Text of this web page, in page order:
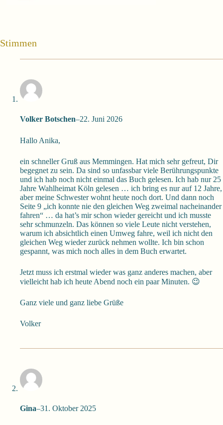
Stimmen
Volker Botschen–22. Juni 2026
Hallo Anika,
ein schneller Gruß aus Memmingen. Hat mich sehr gefreut, Dir
begegnet zu sein. Da sind so unfassbar viele Berührungspunkte
und ich hab noch nicht einmal das Buch gelesen. Ich hab nur 25
Jahre Wahlheimat Köln gelesen … ich bring es nur auf 12 Jahre,
aber meine Schwester wohnt heute noch dort. Und dann noch
Seite 9 „ich konnte nie den gleichen Weg zweimal nacheinander
fahren“ … da hat’s mir schon wieder gereicht und ich musste
sehr schmunzeln. Das können so viele Leute nicht verstehen,
warum ich absichtlich einen Umweg fahre, weil ich nicht den
gleichen Weg wieder zurück nehmen wollte. Ich bin schon
gespannt, was mich noch alles in dem Buch erwartet.
Jetzt muss ich erstmal wieder was ganz anderes machen, aber
vielleicht hab ich heute Abend noch ein paar Minuten. 😉
Ganz viele und ganz liebe Grüße
Volker
Gina–31. Oktober 2025